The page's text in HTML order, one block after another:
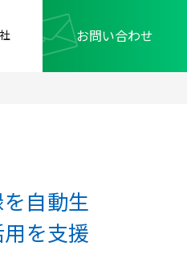
お問い合わせ
自動生
を支援